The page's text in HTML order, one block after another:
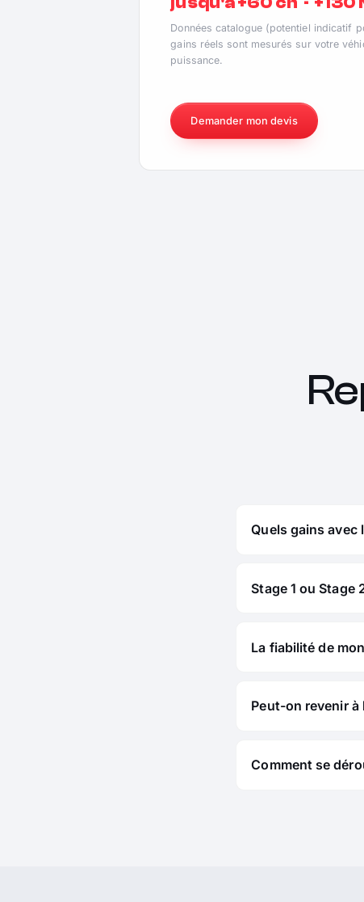
Données catalogue (potentiel indicatif
gains réels sont mesurés sur votre
puissance.
Demander mon devis
Quels gains avec
Stage 1 ou Stage
La fiabilité de
Peut-on revenir
Comment se